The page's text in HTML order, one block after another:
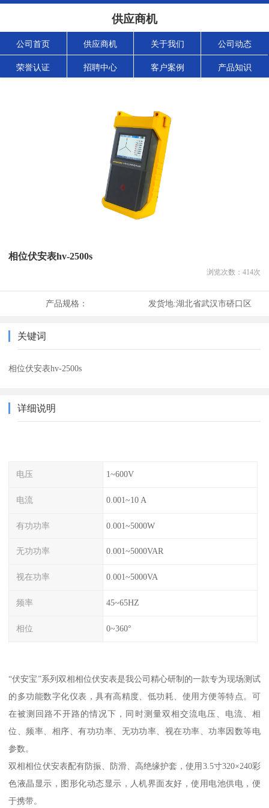
供应商机
公司首页 供应商机 关于我们 公司动态
荣誉认证 招聘中心 客户案例 产品知识
相位伏安表hv-2500s
浏览次数： 414次
产品规格： 发货地:湖北省武汉市硚口区
关键词
相位伏安表hv-2500s
详细说明
电压 1~600V
电流 0.001~10 A
有功功率 0.001~5000W
无功功率 0.001~5000VAR
视在功率 0.001~5000VA
频率 45~65HZ
相位 0~360°
“伏安宝”系列双相相位伏安表是我公司精心研制的一款专为现场测试
的多功能数字化仪表，具有高精度、低功耗、使用方便等特点。可
在被测回路不开路的情况下，同时测量双相交流电压、电流、相
位、频率、相序、有功功率、无功功率、视在功率、功率因数等电
参数。
双相相位伏安表配有防振、防滑、高绝缘护套，使用3.5寸320×240彩
色液晶显示，图形化动态显示，人机界面友好，使用电池供电，便
于携带。